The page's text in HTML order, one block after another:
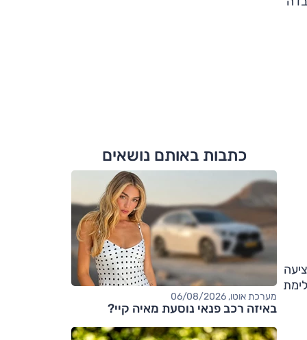
מציעה
בלימת
כתבות באותם נושאים
מערכת אוטו, 06/08/2026
באיזה רכב פנאי נוסעת מאיה קיי?